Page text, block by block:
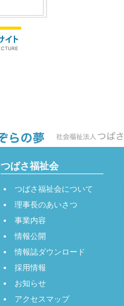
つばさ福祉会
つばさ福祉会について
理事長のあいさつ
事業内容
情報公開
情報誌ダウンロード
採用情報
お知らせ
アクセスマップ